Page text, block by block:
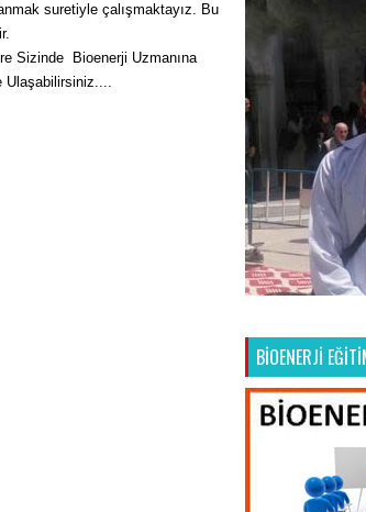
suretiyle çalışmaktayız. Bu
Sizinde Bioenerji Uzmanına
Ulaşabilirsiniz....
BİOENERJİ